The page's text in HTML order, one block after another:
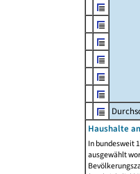
Haushalte
In bundesweit
ausgewählt